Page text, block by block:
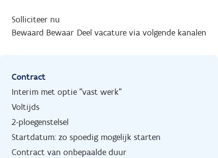
Solliciteer nu
Bewaard Bewaar Deel vacature via volgende kanalen
Contract
Interim met optie "vast werk"
Voltijds
2-ploegenstelsel
Startdatum: zo spoedig mogelijk starten
Contract van onbepaalde duur